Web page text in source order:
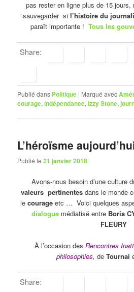
pas rester en ligne plus de 15
sauvegarder si l’histoire du
paraît importante ! Tous les
Share:
Publié dans Politique | Marqué avec
courage,indépendance,Izzy Stone,
L’héroïsme
Publié le21 janvier 2018
Avons-nous besoin d’une culture
valeurs pertinentesdans le monde
le courageetc … Voici quelques
dialogue médiatisé entre Boris
FLEURY
À l’occasion des Rencontres
philosophies, de Tournai
Share: